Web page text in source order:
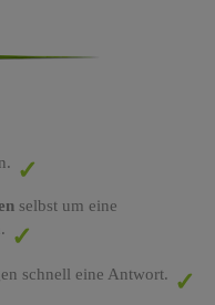
selbst um eine
schnell eine Antwort.